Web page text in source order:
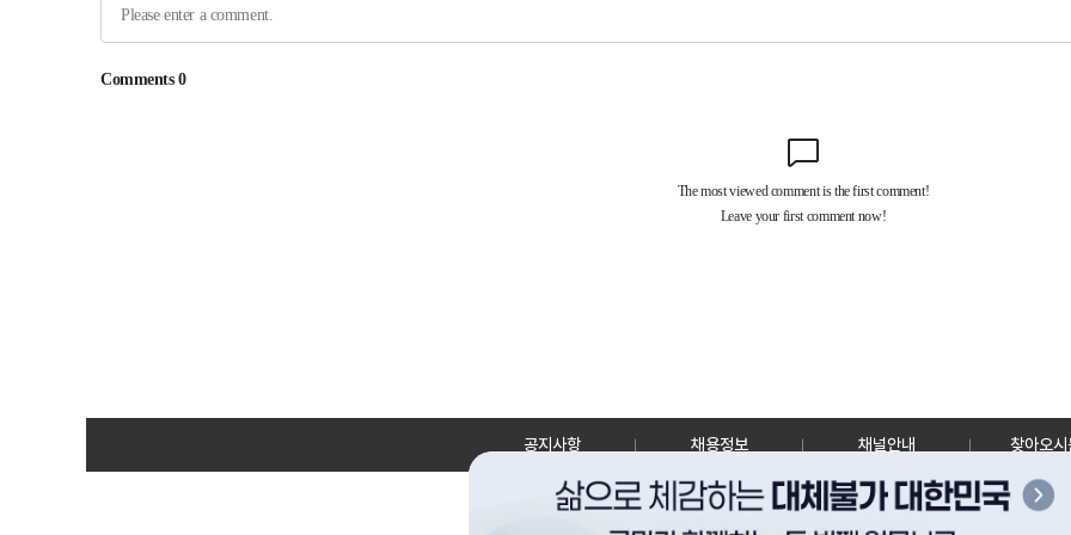
공지사항 채용정보 채널안내 찾아오시
30128 세종특별자치시 정부2청사로 13 한국정책방송원 KTV